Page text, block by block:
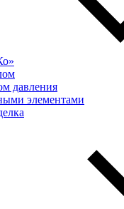
давления
элементами